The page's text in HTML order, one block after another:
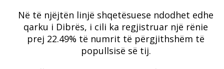
Në të njëjtën linjë shqetësuese ndodhet edhe
qarku i Dibrës, i cili ka regjistruar një rënie
prej 22.49% të numrit të përgjithshëm të
popullsisë së tij.